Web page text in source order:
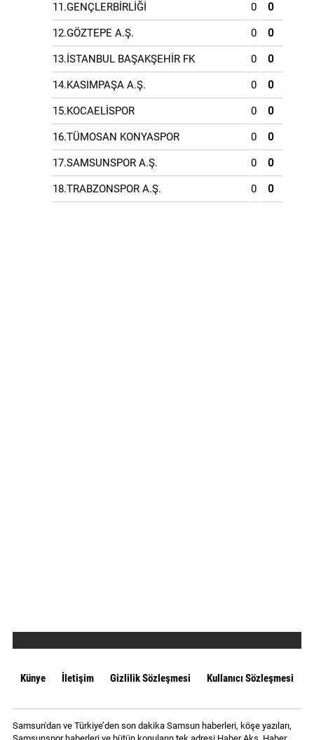
11.GENÇLERBİRLİĞİ 0 0
12.GÖZTEPE A.Ş. 0 0
13.İSTANBUL BAŞAKŞEHİR FK 0 0
14.KASIMPAŞA A.Ş. 0 0
15.KOCAELİSPOR 0 0
16.TÜMOSAN KONYASPOR 0 0
17.SAMSUNSPOR A.Ş. 0 0
18.TRABZONSPOR A.Ş. 0 0
Künye İletişim Gizlilik Sözleşmesi Kullanıcı Sözleşmesi
Samsun'dan ve Türkiye’den son dakika Samsun haberleri, köşe yazıları,